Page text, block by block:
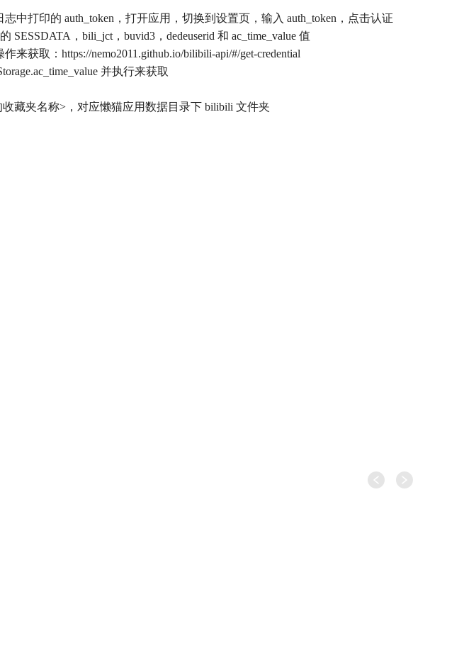
打印的 auth_token，打开应用，切换到设置页，输入 auth_token，点击认证
，bili_jct，buvid3，dedeuserid 和 ac_time_value 值
获取：https://nemo2011.github.io/bilibili-api/#/get-credential
并执行来获取
藏夹名称>，对应懒猫应用数据目录下 bilibili 文件夹